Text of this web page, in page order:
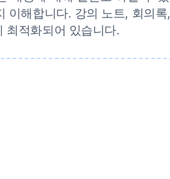
이해합니다. 강의 노트, 회의록,
최적화되어 있습니다.